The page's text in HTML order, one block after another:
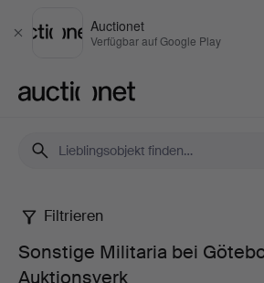
Schließen
Auctionet
Verfügbar auf Google Play
Sonstige
Militaria
Filtrieren
Sonstige Militaria bei
Auktionsverk